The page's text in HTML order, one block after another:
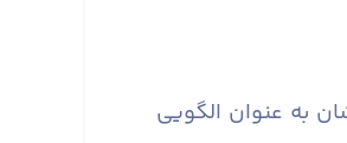
به‌ عنوان الگویی